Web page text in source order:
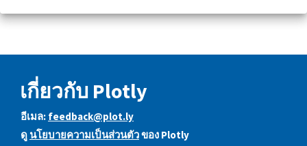
เกี่ยวกับ Plotly
อีเมล: feedback@plot.ly
ดูนโยบายความเป็นส่วนตัวของ Plotly